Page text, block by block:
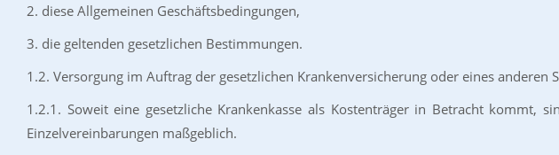
2. diese Allgemeinen Geschäftsbedingungen,
3. die geltenden gesetzlichen Bestimmungen.
1.2. Versorgung im Auftrag der gesetzlichen Krankenversicherung oder eines anderen
1.2.1. Soweit eine gesetzliche Krankenkasse als Kostenträger in Betracht kommt,
Einzelvereinbarungen maßgeblich.